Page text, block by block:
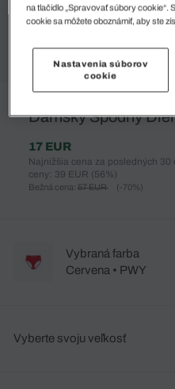
%
Dámsky Spodný
17 EUR
Najnižšia cena za posledných
ceny: 39 EUR (56%)
Bežná cena: 57 EUR (-70%)
Vybraná farba
Cervena • PWY
Vyberte svoju veľkosť
na tlačidlo „Spravovať súbory cookie“.
cookie sa môžete oboznámiť, aby ste
Nastavenia súborov
cookie